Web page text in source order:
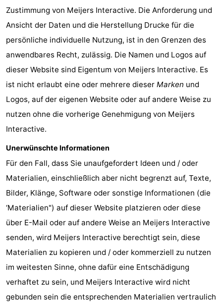
Küste
-
Natur
Het
Zwin
-
Knokke-
Heist
-
Zeebrugge
-
Blankenberge
-
Wenduine
-
De
-
Ostende
-
Westende
-
Koksijde
-
Zustimmung von Meijers Interactive. Die Anforderung und
Ansicht der Daten und die Herstellung Drucke für die
persönliche individuelle Nutzung, ist in den Grenzen des
anwendbares Recht, zulässig. Die Namen und Logos auf
dieser Website sind Eigentum von Meijers Interactive. Es
ist nicht erlaubt eine oder mehrere dieser Marken und
Logos, auf der eigenen Website oder auf andere Weise zu
nutzen ohne die vorherige Genehmigung von Meijers
Interactive.
Unerwünschte Informationen
Für den Fall, dass Sie unaufgefordert Ideen und / oder
Materialien, einschließlich aber nicht begrenzt auf, Texte,
Bilder, Klänge, Software oder sonstige Informationen (die
‘Materialien") auf dieser Website platzieren oder diese
über E-Mail oder auf andere Weise an Meijers Interactive
senden, wird Meijers Interactive berechtigt sein, diese
Materialien zu kopieren und / oder kommerziell zu nutzen
im weitesten Sinne, ohne dafür eine Entschädigung
verhaftet zu sein, und Meijers Interactive wird nicht
gebunden sein die entsprechenden Materialien vertraulich